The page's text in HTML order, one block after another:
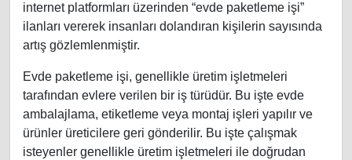
internet platformları üzerinden “evde paketleme işi”
ilanları vererek insanları dolandıran kişilerin sayısında
artış gözlemlenmiştir.
Evde paketleme işi, genellikle üretim işletmeleri
tarafından evlere verilen bir iş türüdür. Bu işte evde
ambalajlama, etiketleme veya montaj işleri yapılır ve
ürünler üreticilere geri gönderilir. Bu işte çalışmak
isteyenler genellikle üretim işletmeleri ile doğrudan